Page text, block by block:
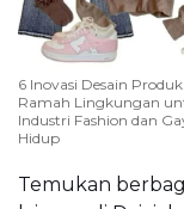
6 Inovasi Desain Produk
Ramah Lingkungan
Industri Fashion dan
Hidup
Temukan